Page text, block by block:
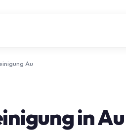
Au
in Au